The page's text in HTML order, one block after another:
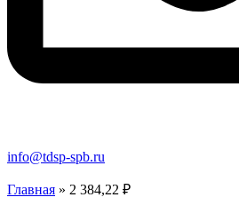
info@tdsp-spb.ru
Главная » 2 384,22 ₽